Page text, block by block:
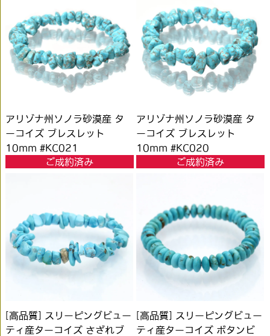
アリゾナ州ソノラ砂漠産 タ
ーコイズ ブレスレット
10mm #KC021
ご成約済み
アリゾナ州ソノラ砂漠産 タ
ーコイズ ブレスレット
10mm #KC020
ご成約済み
[高品質] スリーピングビュー
ティ産ターコイズ さざれブ
[高品質] スリーピングビュー
ティ産ターコイズ ボタンビ